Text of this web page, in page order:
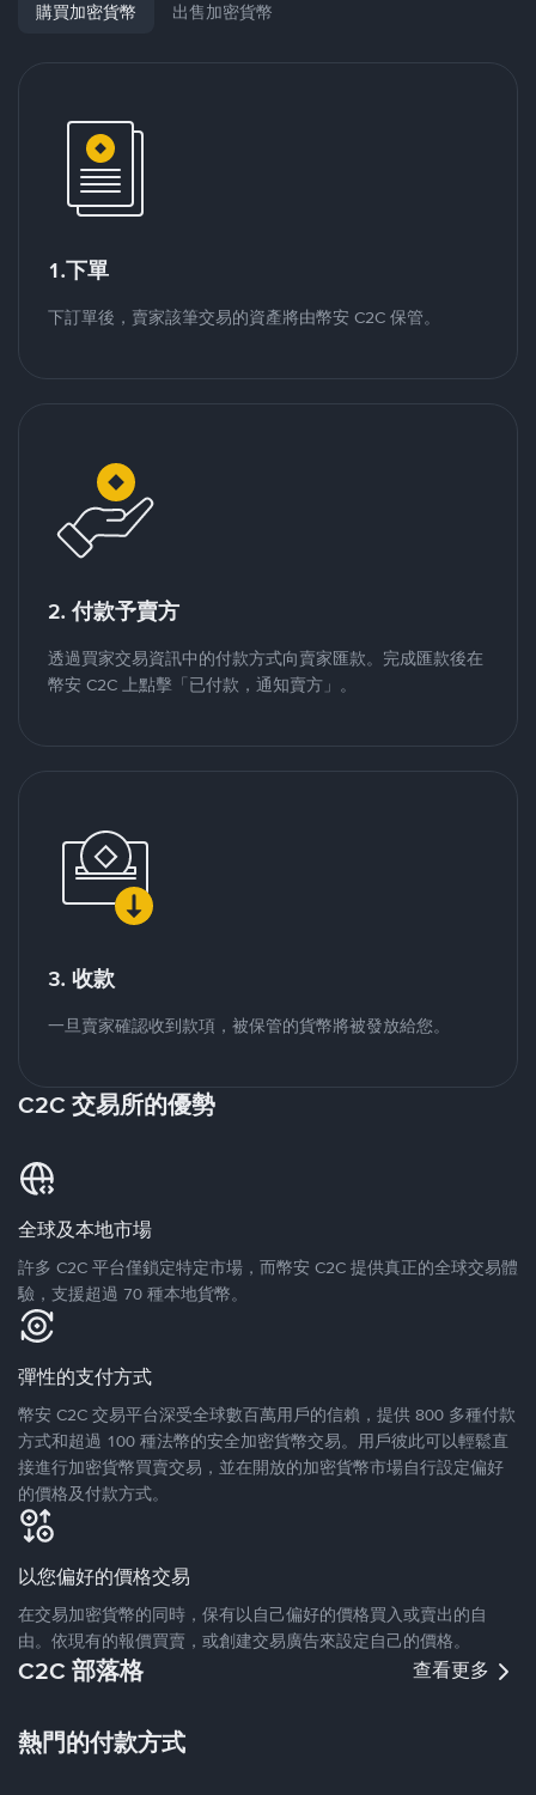
購買加密貨幣 出售加密貨幣
1.下單
下訂單後，賣家該筆交易的資產將由幣安 C2C 保管。
2. 付款予賣方
透過買家交易資訊中的付款方式向賣家匯款。完成匯款後在
幣安 C2C 上點擊「已付款，通知賣方」。
3. 收款
一旦賣家確認收到款項，被保管的貨幣將被發放給您。
C2C 交易所的優勢
全球及本地市場
許多 C2C 平台僅鎖定特定市場，而幣安 C2C 提供真正的全球交易體
驗，支援超過 70 種本地貨幣。
彈性的支付方式
幣安 C2C 交易平台深受全球數百萬用戶的信賴，提供 800 多種付款
方式和超過 100 種法幣的安全加密貨幣交易。用戶彼此可以輕鬆直
接進行加密貨幣買賣交易，並在開放的加密貨幣市場自行設定偏好
的價格及付款方式。
以您偏好的價格交易
在交易加密貨幣的同時，保有以自己偏好的價格買入或賣出的自
由。依現有的報價買賣，或創建交易廣告來設定自己的價格。
C2C 部落格 查看更多
熱門的付款方式